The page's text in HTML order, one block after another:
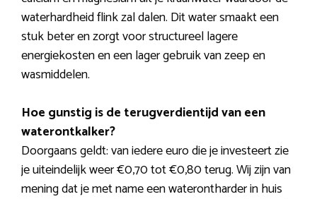
waterhardheid flink zal dalen. Dit water smaakt een
stuk beter en zorgt voor structureel lagere
energiekosten en een lager gebruik van zeep en
wasmiddelen.
Hoe gunstig is de terugverdientijd van een
waterontkalker?
Doorgaans geldt: van iedere euro die je investeert zie
je uiteindelijk weer €0,70 tot €0,80 terug. Wij zijn van
mening dat je met name een waterontharder in huis